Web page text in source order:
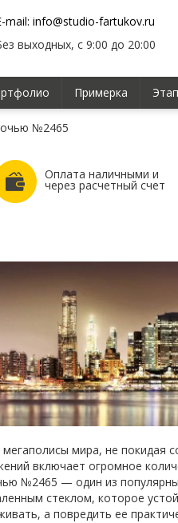
mail: info@studio-fartukov.ru
выходных, с 9:00 до 20:00
Примерка
№2465
Оплата наличными и
через расчетный счет
мира, не покидая
включает огромное
№2465 — один из
стеклом, которое
а повредить ее